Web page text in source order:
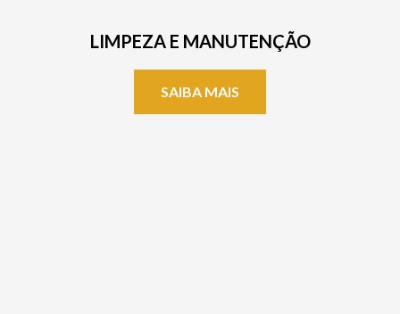
LIMPEZA E MANUTENÇÃO
SAIBA MAIS